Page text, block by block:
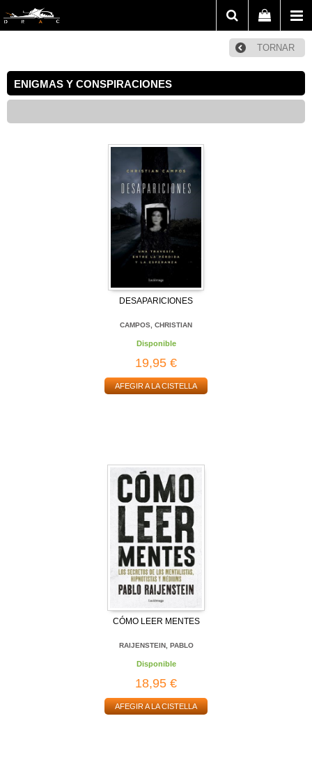
TORNAR
ENIGMAS Y CONSPIRACIONES
DESAPARICIONES
CAMPOS, CHRISTIAN
Disponible
19,95 €
AFEGIR A LA CISTELLA
CÓMO LEER MENTES
RAIJENSTEIN, PABLO
Disponible
18,95 €
AFEGIR A LA CISTELLA